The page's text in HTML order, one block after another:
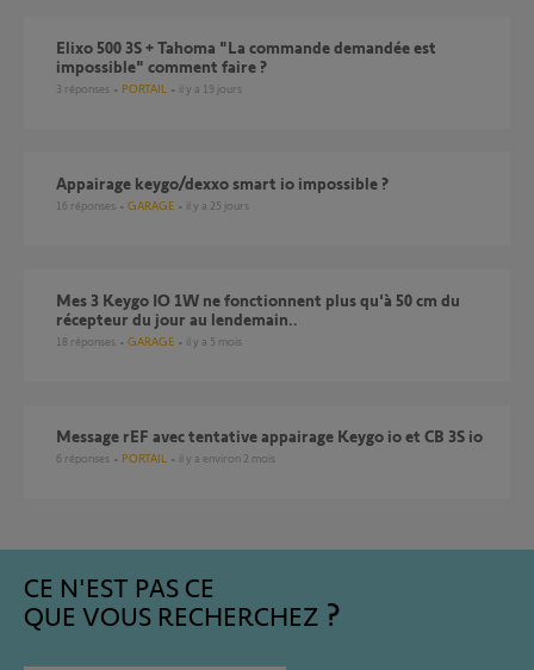
Elixo 500 3S + Tahoma "La commande demandée est
impossible" comment faire ?
3 réponses PORTAIL il y a 19 jours
Appairage keygo/dexxo smart io impossible ?
16 réponses GARAGE il y a 25 jours
Mes 3 Keygo IO 1W ne fonctionnent plus qu'à 50 cm du
récepteur du jour au lendemain..
18 réponses GARAGE il y a 5 mois
message rEF avec tentative appairage Keygo io et CB 3S io
6 réponses PORTAIL il y a environ 2 mois
CE N'EST PAS CE
QUE VOUS RECHERCHEZ